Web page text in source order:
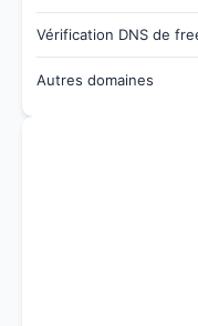
Vérification DNS de
Autres domaines